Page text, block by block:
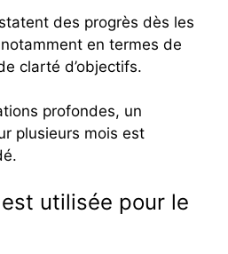
des progrès dès les
en termes de
clarté d’objectifs.
profondes, un
plusieurs mois est
utilisée pour le